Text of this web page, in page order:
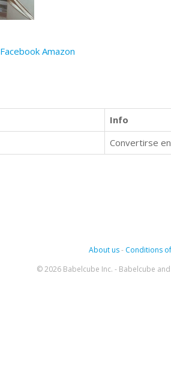
Facebook Amazon
Info
About us- Conditions
© 2026 Babelcube Inc. - Babelcube